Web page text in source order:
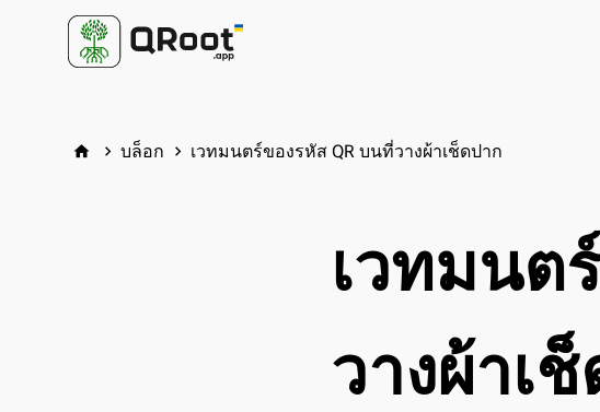
home keyboard_arrow_right บล็อก keyboard_arrow_right เวทมนตร์ของรหัส QR บนที่วางผ้าเช็ดปาก
เวทมนต
วางผ้าเ